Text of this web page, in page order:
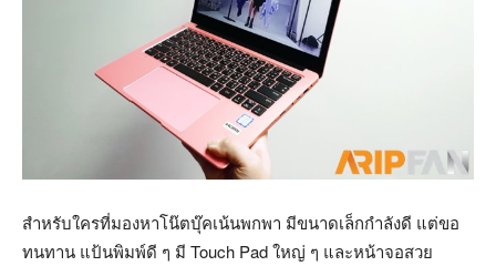
สำหรับใครที่มองหาโน๊ตบุ๊คเน้นพกพา มีขนาดเล็กกำลังดี แต่ขอ
ทนทาน แป้นพิมพ์ดี ๆ มี Touch Pad ใหญ่ ๆ และหน้าจอสวย